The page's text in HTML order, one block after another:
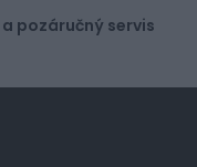
pozáručný servis